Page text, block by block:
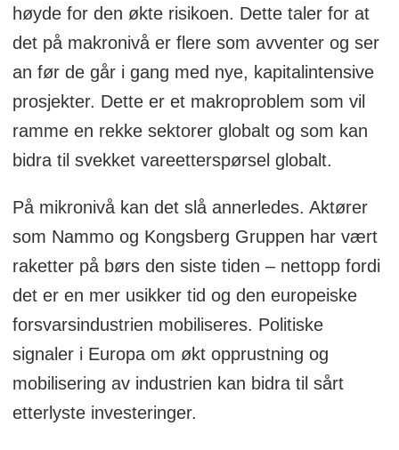
internasjonal intervensjon ledet av USA.
Det ville ikke overraske om
nasjonalistene ser nye muligheter for
sitt storslåtte nasjonalbyggingsprosjekt.
Særlig bekymringsfull er situasjonen på
grunn av den uroen som allerede er i
kontroversene rundt den politiske
lederskikkelsenMilorad Dodik.
høyde for den økte risikoen. Dette taler for at
det på makronivå er flere som avventer og ser
an før de går i gang med nye, kapitalintensive
prosjekter. Dette er et makroproblem som vil
ramme en rekke sektorer globalt og som kan
bidra til svekket vareetterspørsel globalt.
På mikronivå kan det slå annerledes. Aktører
som Nammo og Kongsberg Gruppen har vært
raketter på børs den siste tiden – nettopp fordi
det er en mer usikker tid og den europeiske
forsvarsindustrien mobiliseres. Politiske
signaler i Europa om økt opprustning og
mobilisering av industrien kan bidra til sårt
etterlyste investeringer.